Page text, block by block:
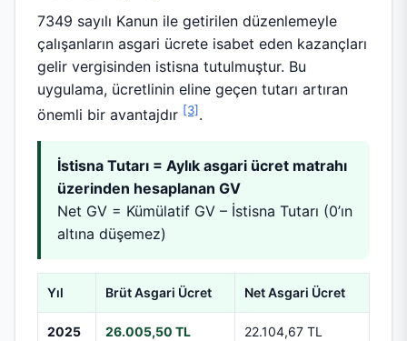
7349 sayılı Kanun ile getirilen düzenlemeyle
çalışanların asgari ücrete isabet eden kazançları
gelir vergisinden istisna tutulmuştur. Bu
uygulama, ücretlinin eline geçen tutarı artıran
önemli bir avantajdır [3] .
İstisna Tutarı = Aylık asgari ücret matrahı
üzerinden hesaplanan GV
Net GV = Kümülatif GV – İstisna Tutarı (0’ın
altına düşemez)
Yıl Brüt Asgari Ücret Net Asgari Ücret
2025 26.005,50 TL 22.104,67 TL